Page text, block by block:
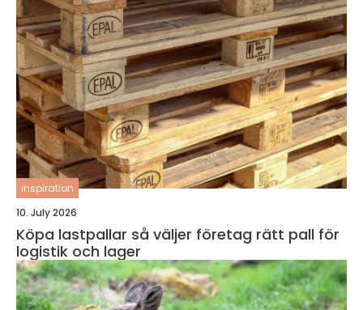
inspiration
10. July 2026
Köpa lastpallar så väljer företag rätt pall för
logistik och lager